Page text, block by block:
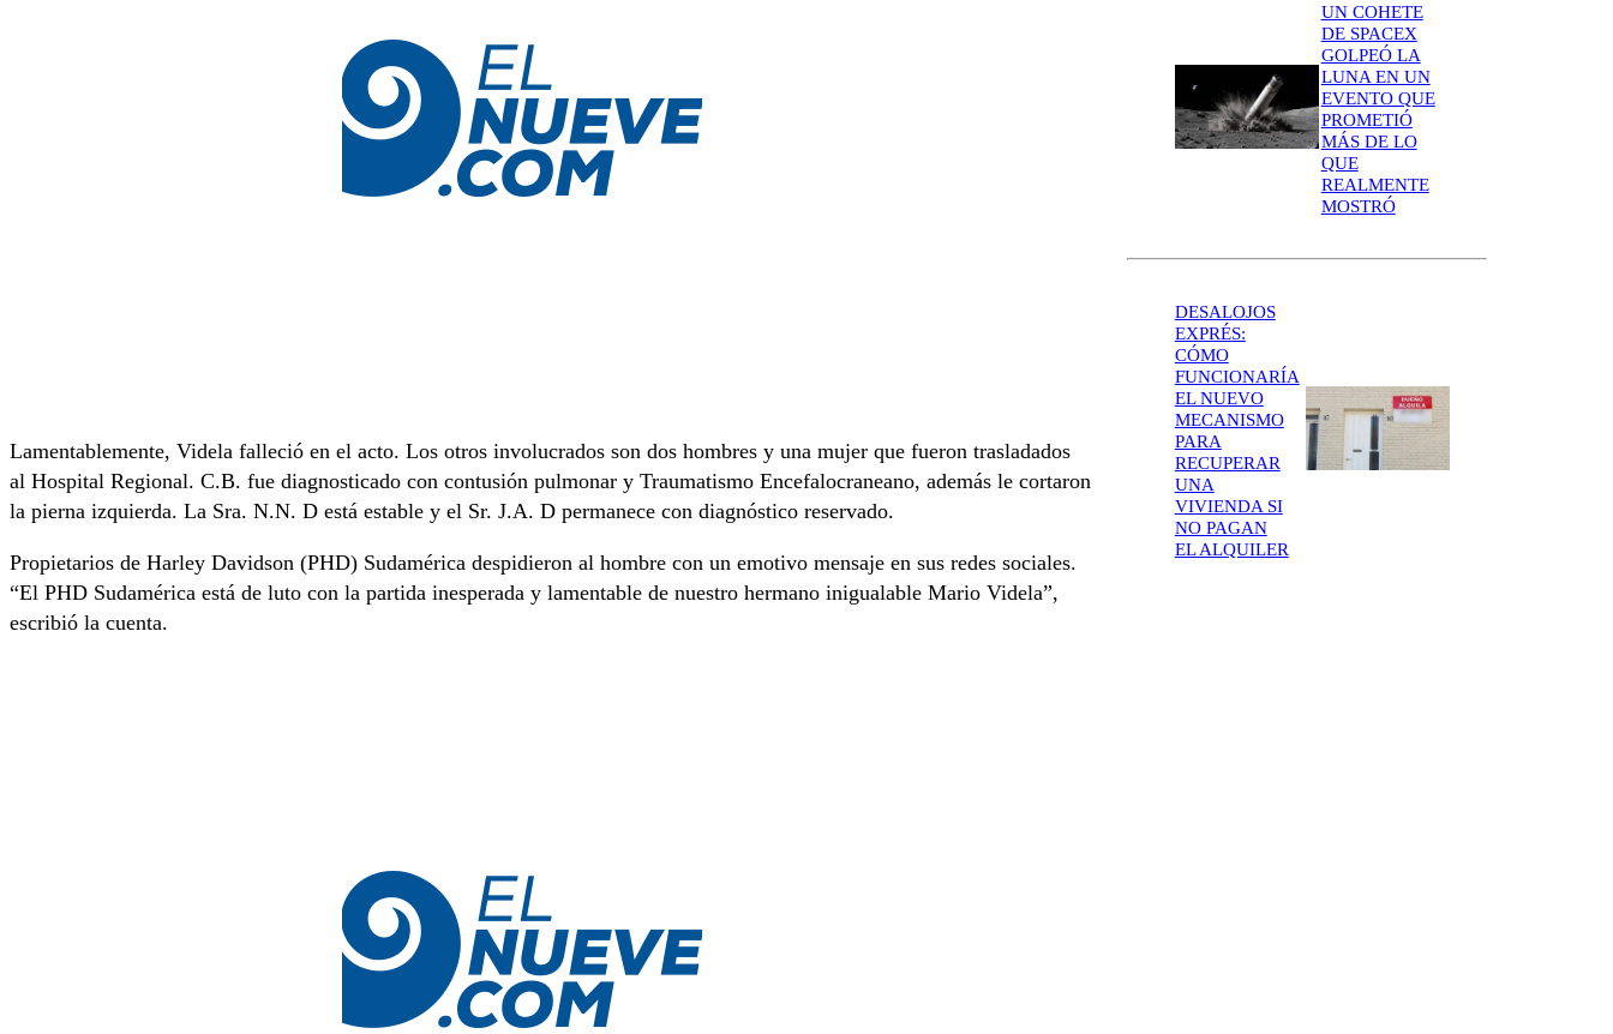
Lamentablemente, Videla falleció en el acto. Los otros involucrados son dos hombres y una mujer que fueron trasladados
al Hospital Regional. C.B. fue diagnosticado con contusión pulmonar y Traumatismo Encefalocraneano, además le cortaron
la pierna izquierda. La Sra. N.N. D está estable y el Sr. J.A. D permanece con diagnóstico reservado.
Propietarios de Harley Davidson (PHD) Sudamérica despidieron al hombre con un emotivo mensaje en sus redes sociales.
“El PHD Sudamérica está de luto con la partida inesperada y lamentable de nuestro hermano inigualable Mario Videla”,
escribió la cuenta.
UN COHETE
DE SPACEX
GOLPEÓ LA
LUNA EN UN
EVENTO QUE
PROMETIÓ
MÁS DE LO
QUE
REALMENTE
MOSTRÓ
DESALOJOS
EXPRÉS:
CÓMO
FUNCIONARÍA
EL NUEVO
MECANISMO
PARA
RECUPERAR
UNA
VIVIENDA SI
NO PAGAN
EL ALQUILER